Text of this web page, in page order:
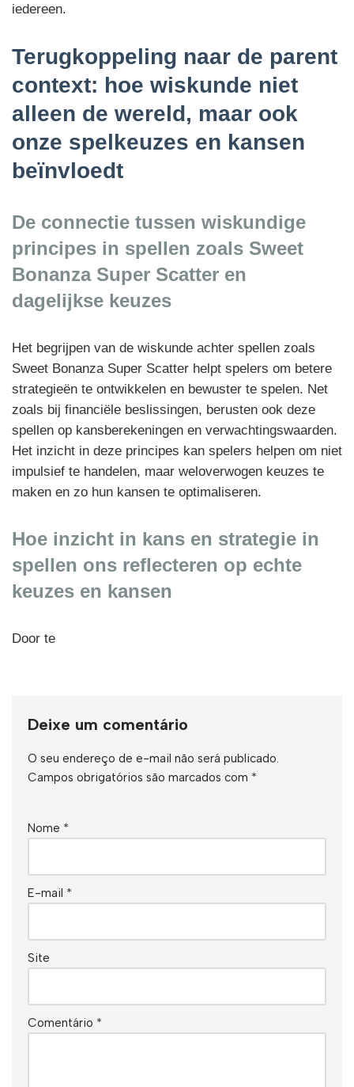
iedereen.
Terugkoppeling naar de parent
context: hoe wiskunde niet
alleen de wereld, maar ook
onze spelkeuzes en kansen
beïnvloedt
De connectie tussen wiskundige
principes in spellen zoals Sweet
Bonanza Super Scatter en
dagelijkse keuzes
Het begrijpen van de wiskunde achter spellen zoals
Sweet Bonanza Super Scatter helpt spelers om betere
strategieën te ontwikkelen en bewuster te spelen. Net
zoals bij financiële beslissingen, berusten ook deze
spellen op kansberekeningen en verwachtingswaarden.
Het inzicht in deze principes kan spelers helpen om niet
impulsief te handelen, maar weloverwogen keuzes te
maken en zo hun kansen te optimaliseren.
Hoe inzicht in kans en strategie in
spellen ons reflecteren op echte
keuzes en kansen
Door te
Deixe um comentário
O seu endereço de e-mail não será publicado.
Campos obrigatórios são marcados com *
Nome *
E-mail *
Site
Comentário *